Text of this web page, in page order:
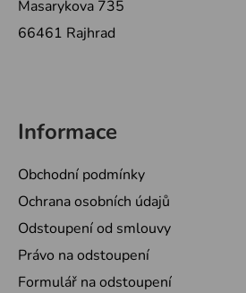
Masarykova 735
66461 Rajhrad
Informace
Obchodní podmínky
Ochrana osobních údajů
Odstoupení od smlouvy
Právo na odstoupení
Formulář na odstoupení